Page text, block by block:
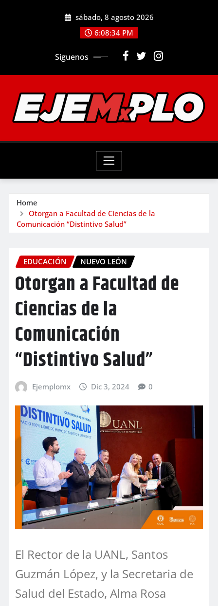
sábado, 8 agosto 2026
6:08:36 PM
Siguenos
Home
Otorgan a Facultad de Ciencias de la
Comunicación “Distintivo Salud”
EDUCACIÓN NUEVO LEÓN
Otorgan a Facultad de
Ciencias de la
Comunicación
“Distintivo Salud”
Ejemplomx Dic 3, 2024 0
El Rector de la UANL, Santos
Guzmán López, y la Secretaria de
Salud del Estado, Alma Rosa